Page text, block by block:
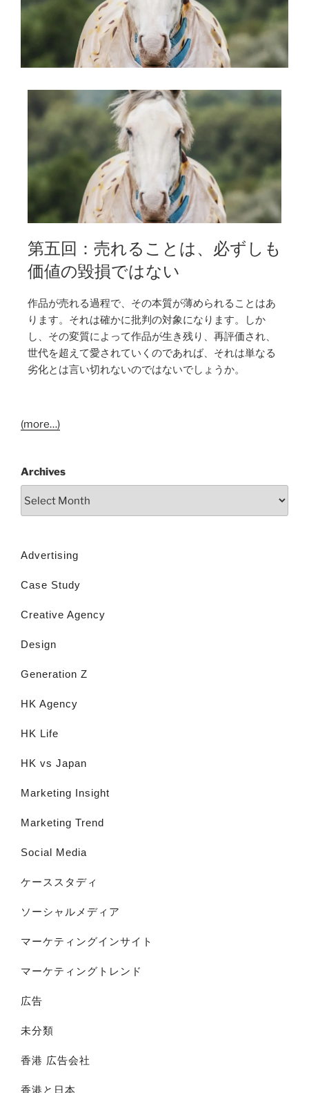
第五回：売れることは、必ずしも
価値の毀損ではない
作品が売れる過程で、その本質が薄められることはあ
ります。それは確かに批判の対象になります。しか
し、その変質によって作品が生き残り、再評価され、
世代を超えて愛されていくのであれば、それは単なる
劣化とは言い切れないのではないでしょうか。
(more…)
Archives
Advertising
Case Study
Creative Agency
Design
Generation Z
HK Agency
HK Life
HK vs Japan
Marketing Insight
Marketing Trend
Social Media
ケーススタディ
ソーシャルメディア
マーケティングインサイト
マーケティングトレンド
広告
未分類
香港 広告会社
香港と日本